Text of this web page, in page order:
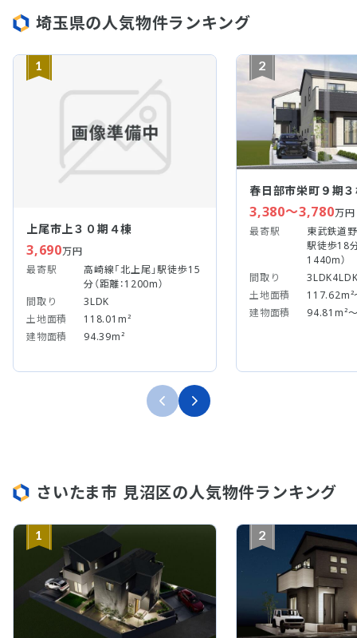
埼玉県の人気物件ランキング
1
上尾市上３０期４棟
3,690万円
最寄駅
高崎線「北上尾」駅徒歩15
分（距離：1200m）
間取り
3LDK
土地面積
118.01m²
建物面積
94.39m²
2
春日部市栄町９期
3,380～3,780万円
最寄駅
東武鉄道
駅徒歩18分
1440m）
間取り
土地面積
建物面積
94.81m²
さいたま市 見沼区の人気物件ランキング
1 2